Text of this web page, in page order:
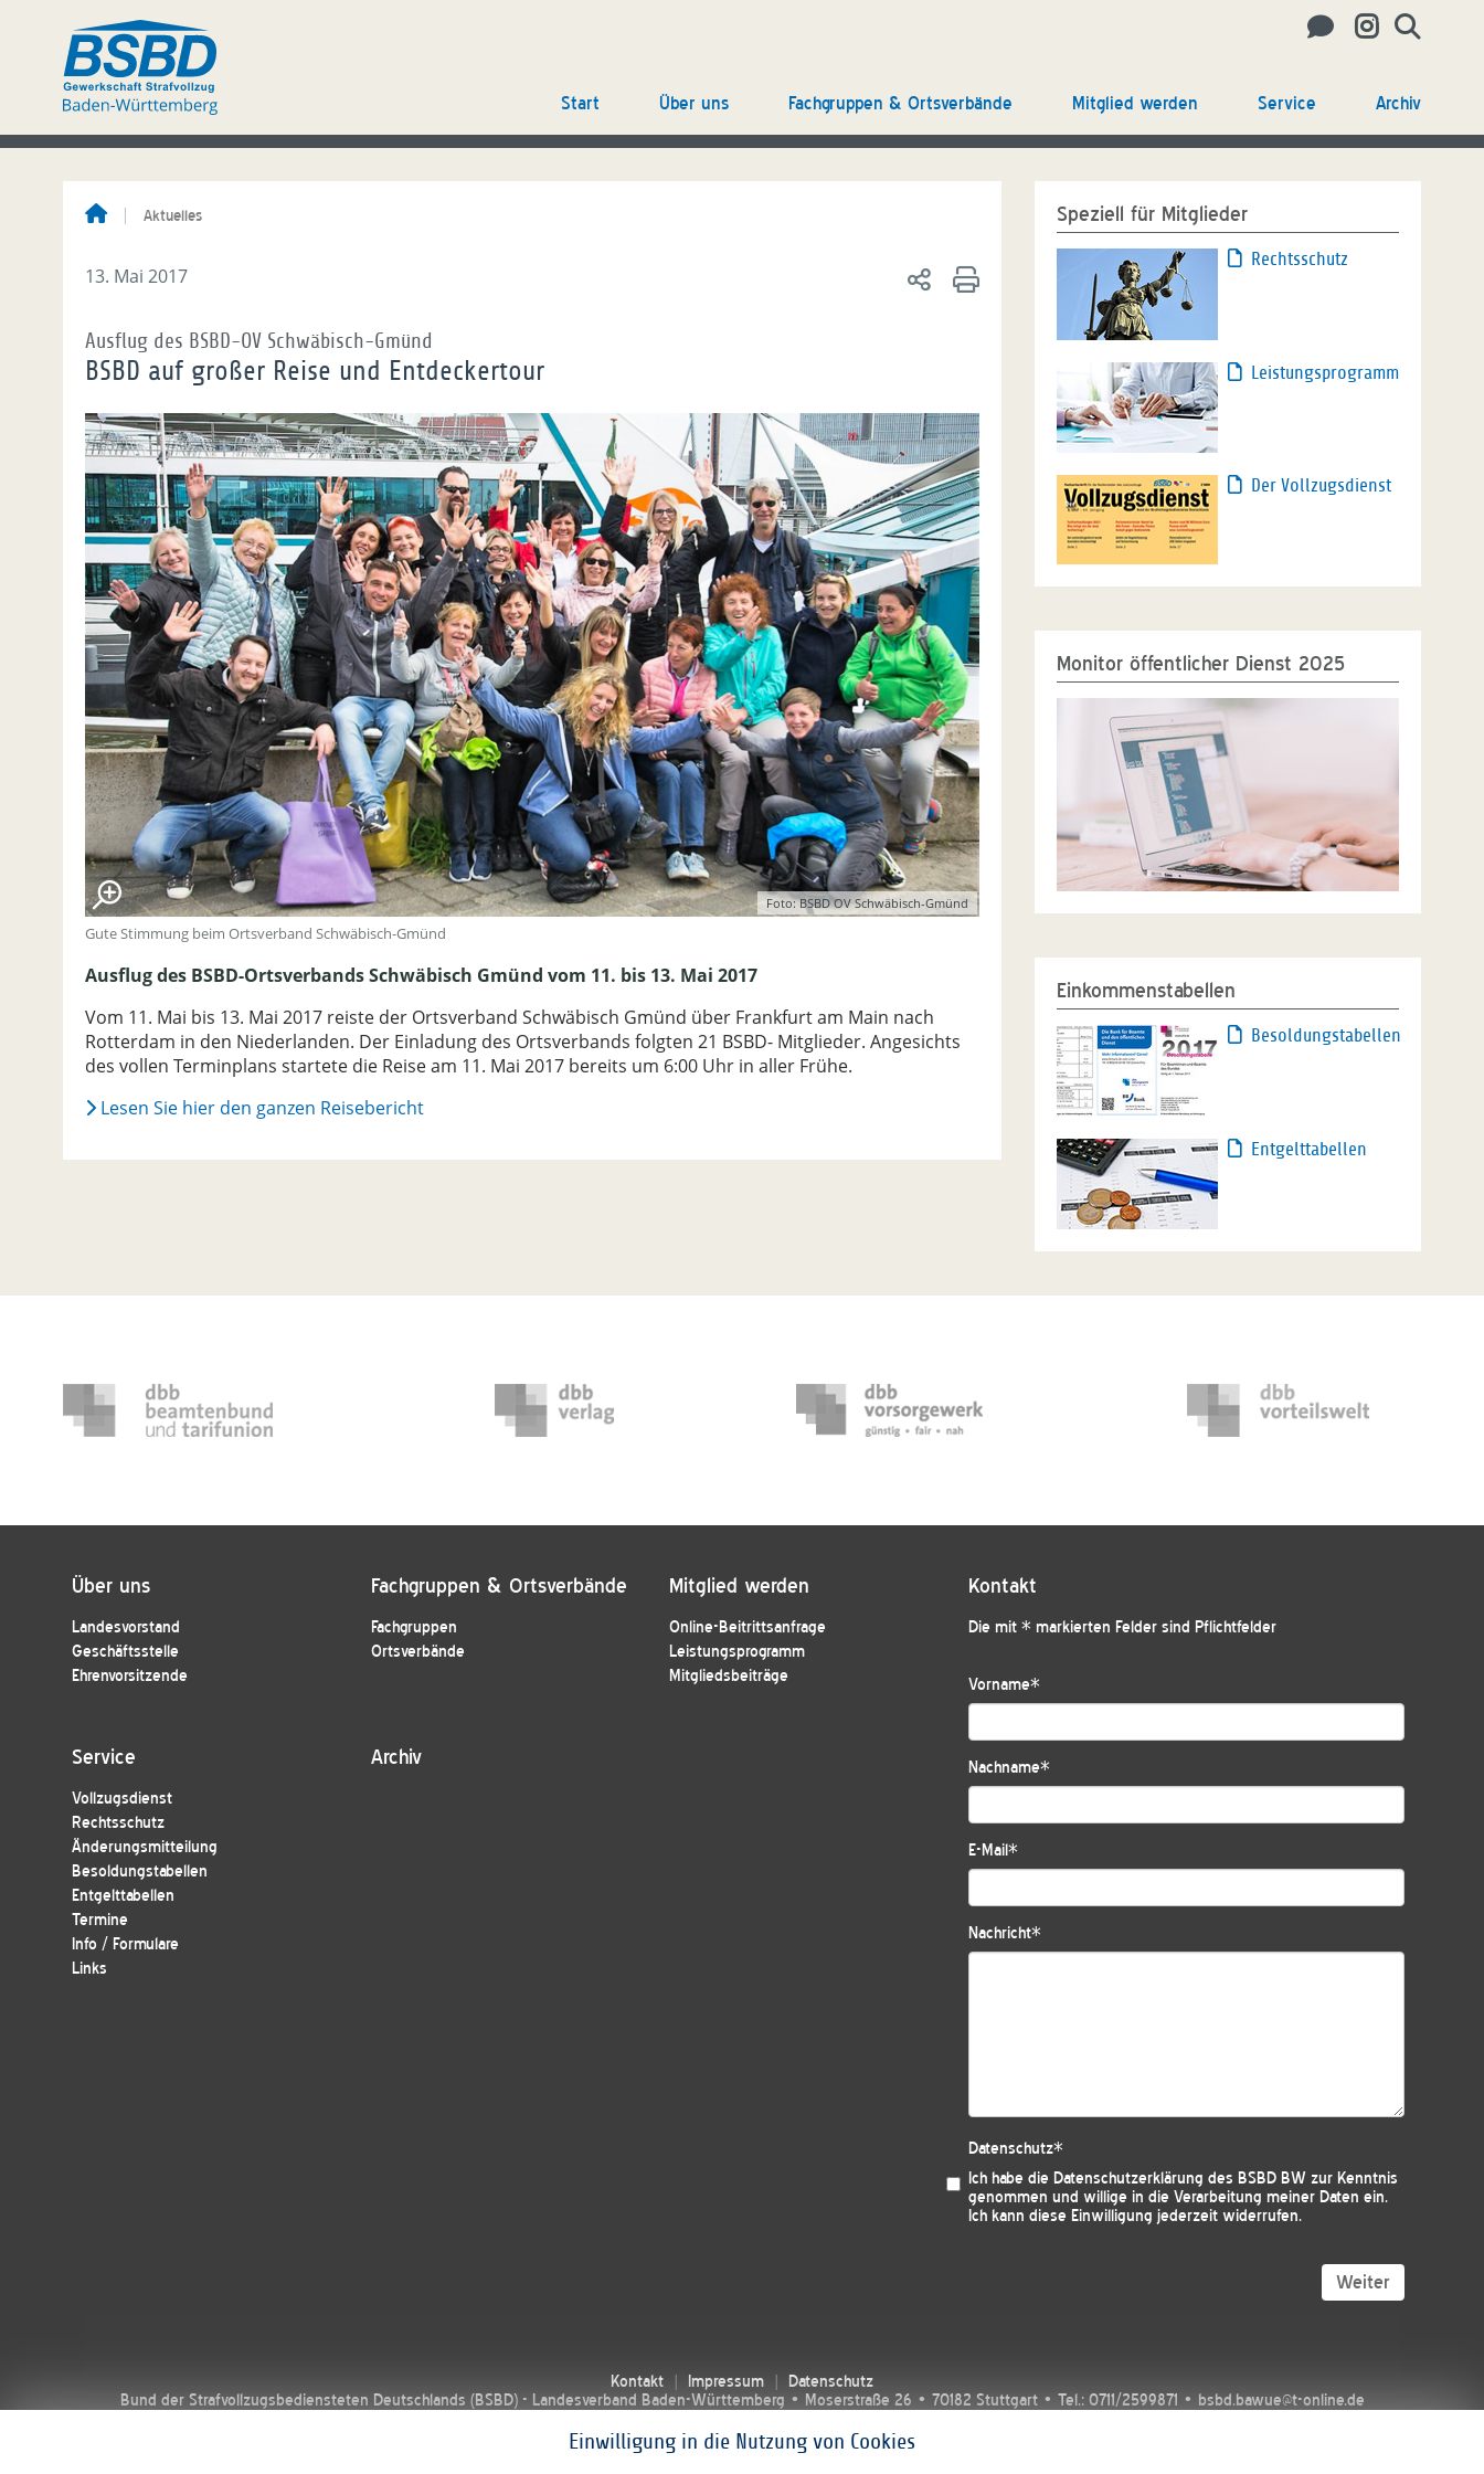
Start Über uns Fachgruppen & Ortsverbände Mitglied werden Service Archiv
Aktuelles
13. Mai 2017
Ausflug des BSBD-OV Schwäbisch-Gmünd
BSBD auf großer Reise und Entdeckertour
Foto: BSBD OV Schwäbisch-Gmünd
Gute Stimmung beim Ortsverband Schwäbisch-Gmünd
Ausflug des BSBD-Ortsverbands Schwäbisch Gmünd vom 11. bis 13. Mai 2017
Vom 11. Mai bis 13. Mai 2017 reiste der Ortsverband Schwäbisch Gmünd über Frankfurt am Main nach
Rotterdam in den Niederlanden. Der Einladung des Ortsverbands folgten 21 BSBD- Mitglieder. Angesichts
des vollen Terminplans startete die Reise am 11. Mai 2017 bereits um 6:00 Uhr in aller Frühe.
Lesen Sie hier den ganzen Reisebericht
Speziell für Mitglieder
Rechtsschutz
Leistungsprogramm
Der Vollzugsdienst
Monitor öffentlicher Dienst 2025
Einkommenstabellen
Besoldungstabellen
Entgelttabellen
Über uns
Landesvorstand
Geschäftsstelle
Ehrenvorsitzende
Fachgruppen & Ortsverbände
Fachgruppen
Ortsverbände
Mitglied werden
Online-Beitrittsanfrage
Leistungsprogramm
Mitgliedsbeiträge
Service
Vollzugsdienst
Rechtsschutz
Änderungsmitteilung
Besoldungstabellen
Entgelttabellen
Termine
Info / Formulare
Links
Archiv
Kontakt
Die mit * markierten Felder sind Pflichtfelder
Vorname*
Nachname*
E-Mail*
Nachricht*
Datenschutz*
Ich habe die Datenschutzerklärung des BSBD BW zur Kenntnis
genommen und willige in die Verarbeitung meiner Daten ein.
Ich kann diese Einwilligung jederzeit widerrufen.
Weiter
Kontakt Impressum
Datenschutz
Bund der Strafvollzugsbediensteten Deutschlands (BSBD) - Landesverband Baden-Württemberg • Moserstraße 26 • 70182 Stuttgart • Tel.: 0711/2599871 • bsbd.bawue@t-online.de
Einwilligung in die Nutzung von Cookies